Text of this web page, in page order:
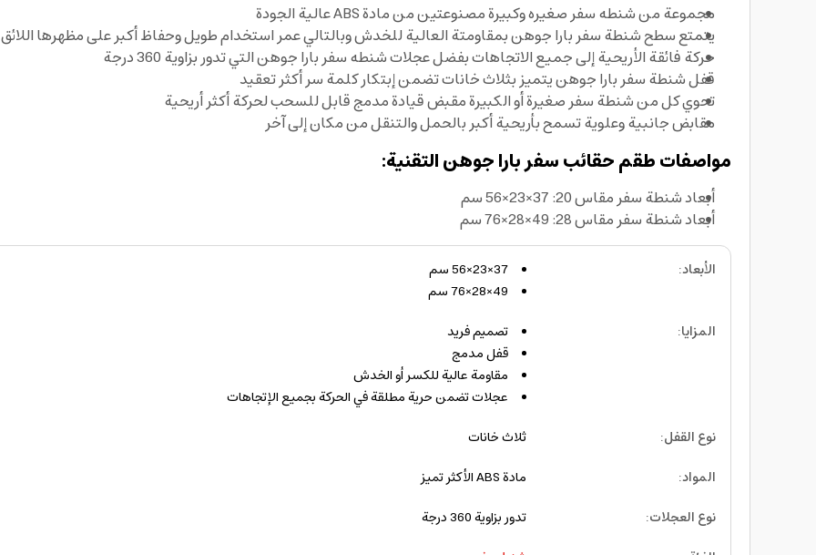
مجموعة من شنطه سفر صغيره وكبيرة مصنوعتين من مادة ABS عالية الجودة
يتمتع سطح شنطة سفر بارا جوهن بمقاومتة العالية للخدش وبالتالي عمر استخدام طويل وحفاظ أكبر على مظهرها اللائق
حركة فائقة الأريحية إلى جميع الاتجاهات بفضل عجلات شنطه سفر بارا جوهن التي تدور بزاوية 360 درجة
قفل شنطة سفر بارا جوهن يتميز بثلاث خانات تضمن إبتكار كلمة سر أكثر تعقيد
تحوي كل من شنطة سفر صغيرة أو الكبيرة مقبض قيادة مدمج قابل للسحب لحركة أكثر أريحية
مقابض جانبية وعلوية تسمح بأريحية أكبر بالحمل والتنقل من مكان إلى آخر
مواصفات طقم حقائب سفر بارا جوهن التقنية:
أبعاد شنطة سفر مقاس 20: 37×23×56 سم
أبعاد شنطة سفر مقاس 28: 49×28×76 سم
الأبعاد:
37×23×56 سم
49×28×76 سم
المزايا:
تصميم فريد
قفل مدمج
مقاومة عالية للكسر أو الخدش
عجلات تضمن حرية مطلقة في الحركة بجميع الإتجاهات
نوع القفل:
ثلاث خانات
المواد:
مادة ABS الأكثر تميز
نوع العجلات:
تدور بزاوية 360 درجة